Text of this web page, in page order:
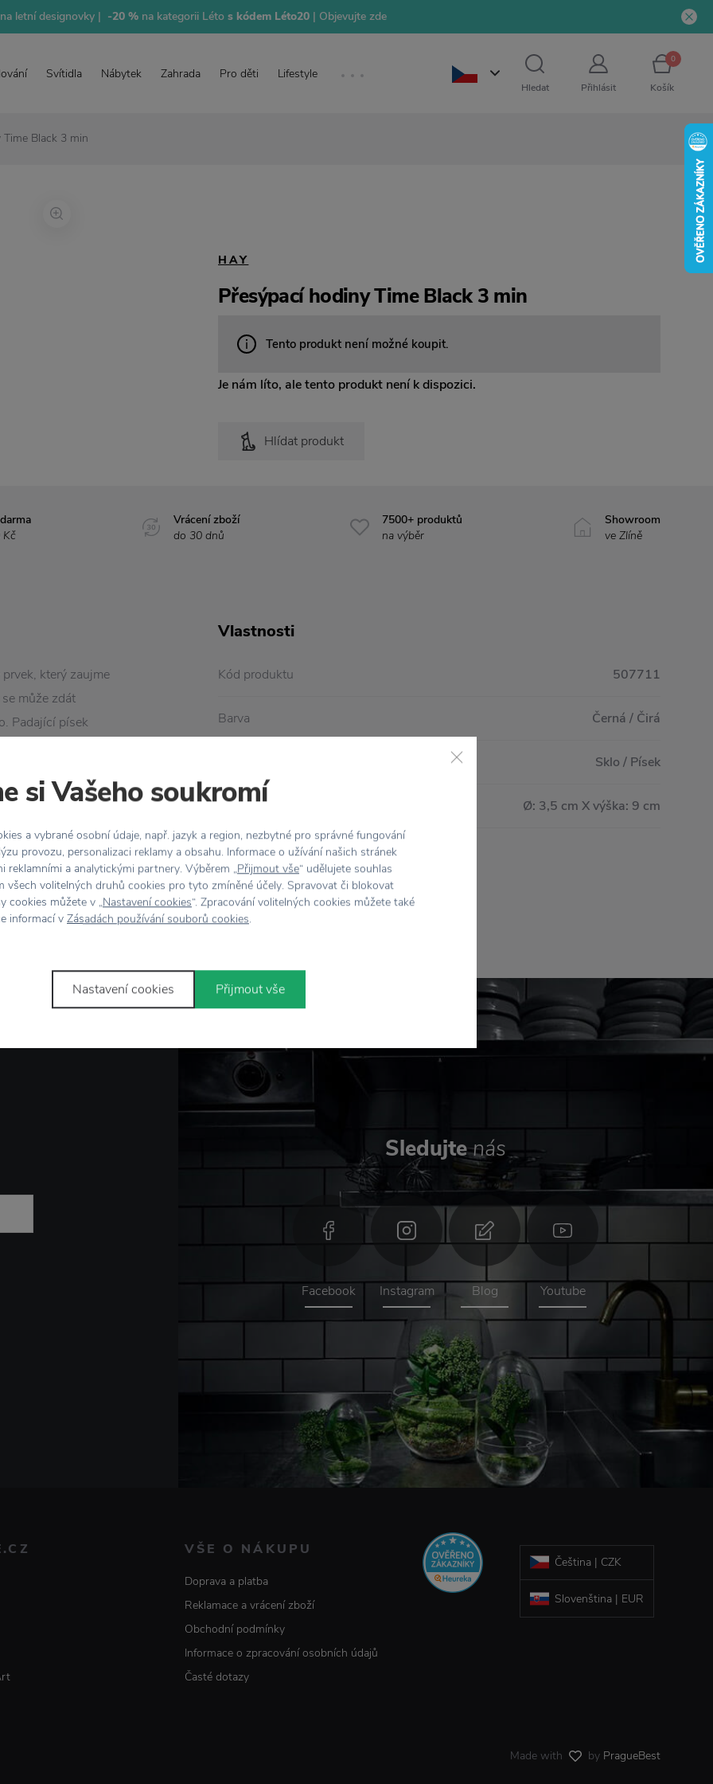
letní designovky | -20 %na kategorii Létos kódem Léto20 | Objevujte zde
Svítidla Nábytek Zahrada Pro děti Lifestyle
Hledat Přihlásit
0
Košík
Black 3 min
HAY
Přesýpací hodiny Time Black 3 min
Tento produkt není možné koupit.
Je nám líto, ale tento produkt není k dispozici.
Hlídat produkt
Vrácení zboží
do 30 dnů
7500+ produktů
na výběr
Showroom
ve Zlíně
který zaujme
může zdát
Padající písek
a uklidňující, ale
se jemný černý
hodiny od značky
pokoji nebo třeba
Vlastnosti
Kód produktu 507711
Barva Černá / Čirá
Sklo / Písek
Rozměr Ø: 3,5 cm X výška: 9 cm
Sledujtenás
Facebook Instagram Blog Youtube
VŠE O NÁKUPU
Doprava a platba
Reklamace a vrácení zboží
Obchodní podmínky
Informace o zpracování osobních údajů
Časté dotazy
Čeština | CZK
Slovenština | EUR
Made with by PragueBest
si Vašeho soukromí
a vybrané osobní údaje, např. jazyk a region, nezbytné pro správné fungování
provozu, personalizaci reklamy a obsahu. Informace o užívání našich stránek
reklamními a analytickými partnery. Výběrem „Přijmout vše“ udělujete souhlas
všech volitelných druhů cookies pro tyto zmíněné účely. Spravovat či blokovat
cookies můžete v „Nastavení cookies“. Zpracování volitelných cookies můžete také
informací v Zásadách používání souborů cookies.
Nastavení cookies Přijmout vše